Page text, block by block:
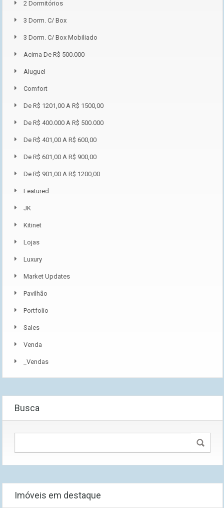
2 Dormitórios
3 Dorm. C/ Box
3 Dorm. C/ Box Mobiliado
Acima De R$ 500.000
Aluguel
Comfort
De R$ 1201,00 A R$ 1500,00
De R$ 400.000 A R$ 500.000
De R$ 401,00 A R$ 600,00
De R$ 601,00 A R$ 900,00
De R$ 901,00 A R$ 1200,00
Featured
JK
Kitinet
Lojas
Luxury
Market Updates
Pavilhão
Portfolio
Sales
Venda
_Vendas
Busca
Imóveis em destaque